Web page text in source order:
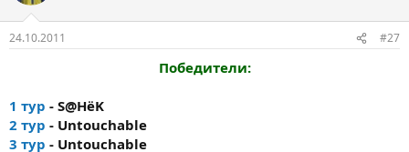
24.10.2011 #27
Победители:
1 тур - S@HёK
2 тур - Untouchable
3 тур - Untouchable